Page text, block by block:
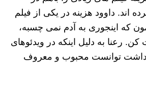
اند. داوود هزینه در یکی از فیلم
که اینجوری به آدم نمی چسبه،
رعنا به دلیل اینکه در ویدئوهای
داشت توانست محبوب و معروف